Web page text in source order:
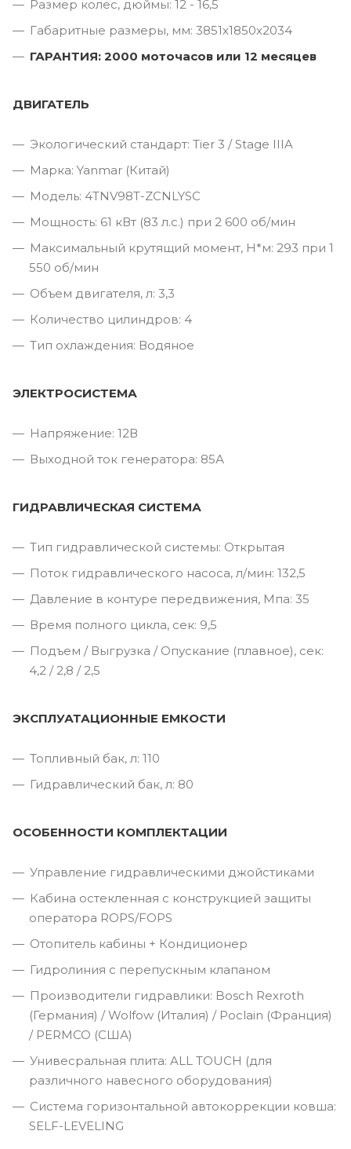
Размер колес, дюймы: 12 - 16,5
Габаритные размеры, мм: 3851х1850х2034
ГАРАНТИЯ: 2000 моточасов или 12 месяцев
ДВИГАТЕЛЬ
Экологический стандарт: Tier 3 / Stage IIIA
Марка: Yanmar (Китай)
Модель: 4TNV98T-ZCNLYSC
Мощность: 61 кВт (83 л.с.) при 2 600 об/мин
Максимальный крутящий момент, Н*м: 293 при 1
550 об/мин
Объем двигателя, л: 3,3
Количество цилиндров: 4
Тип охлаждения: Водяное
ЭЛЕКТРОСИСТЕМА
Напряжение: 12В
Выходной ток генератора: 85А
ГИДРАВЛИЧЕСКАЯ СИСТЕМА
Тип гидравлической системы: Открытая
Поток гидравлического насоса, л/мин: 132,5
Давление в контуре передвижения, Мпа: 35
Время полного цикла, сек: 9,5
Подъем / Выгрузка / Опускание (плавное), сек:
4,2 / 2,8 / 2,5
ЭКСПЛУАТАЦИОННЫЕ ЕМКОСТИ
Топливный бак, л: 110
Гидравлический бак, л: 80
ОСОБЕННОСТИ КОМПЛЕКТАЦИИ
Управление гидравлическими джойстиками
Кабина остекленная с конструкцией защиты
оператора ROPS/FOPS
Отопитель кабины + Кондиционер
Гидролиния с перепускным клапаном
Производители гидравлики: Bosch Rexroth
(Германия) / Wolfow (Италия) / Poclain (Франция)
/ PERMCO (США)
Унивесральная плита: ALL TOUCH (для
различного навесного оборудования)
Система горизонтальной автокоррекции ковша:
SELF-LEVELING